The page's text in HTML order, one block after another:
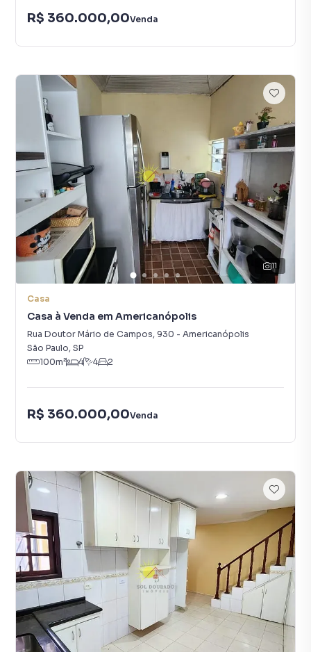
R$ 360.000,00Venda
11
Casa
Casa à Venda em Americanópolis
Rua Doutor Mário de Campos, 930 - Americanópolis
São Paulo, SP
100m² 4 4 2
R$ 360.000,00Venda